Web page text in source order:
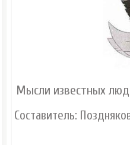
Мысли известных
Составитель: